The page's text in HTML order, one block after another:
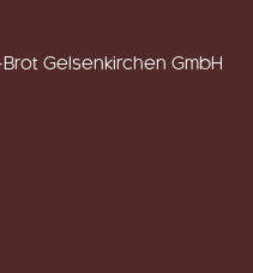
Gelsenkirchen GmbH